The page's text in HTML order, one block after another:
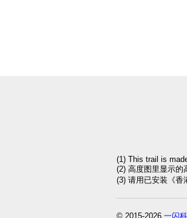
(1) This trail is
(2) 高度图里显示的
(3) 请用已安装《香
© 2015-2026 一闪